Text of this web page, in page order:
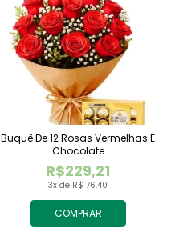
COMPRAR
3x de R$ 76,40
R$229,21
Buquê De 12 Rosas Vermelhas E
Chocolate